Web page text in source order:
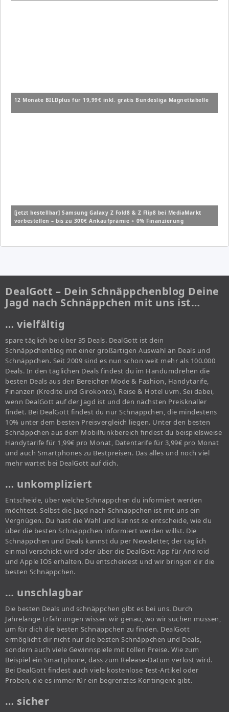
12 Monate BILDplus für 19,99€ inkl. gratis Bundesliga Magnettabelle
[jetzt bestellbar] Samsung Galaxy Z Fold8 & Z Flip8 bei MediaMarkt
vorbestellen – bis zu 300€ Ankaufprämie + 0% Finanzierung
DealGott – Dein Schnäppchenblog Deine
Jagd nach Schnäppchen mit uns ist…
… vielfältig
spare täglich bei über 35 Deals. DealGott ist dein
Schnäppchenblog mit einer großartigen Auswahl an Deals und
Schnäppchen. Seit 2009 sind es nun schon weit mehr als 100.000
Deals. In den täglichen Deals findest du im Handumdrehen die
besten Deals aus den Bereichen Mode & Fashion, Handytarife,
Finanzen (Kredite und Girokonto), Reise & Hotel uvm. Sei dabei,
wenn DealGott auf der Jagd ist und den nächsten Preisknaller
findet. Bei DealGott findest du nur Schnäppchen, die mindestens
10% unter dem besten Preisvergleich liegen. Unter den besten
Schnäppchen aus dem Mobilfunkbereich findest du beispielsweise
Handytarife für 1,99€ pro Monat, Datentarife für 3,99€ pro Monat
und auch Smartphones zu Bestpreisen. Das alles und noch viel
mehr wartet bei DealGott auf dich.
… unkompliziert
Entscheide, über welche Schnäppchen du informiert werden
möchtest. Selbst die Jagd nach Schnäppchen ist mit uns ein
Vergnügen. Du hast die Wahl und kannst so entscheide, wie du
über die besten Schnäppchen informiert werden willst. Die
Schnäppchen und Deals kannst du per Newsletter, der täglich
einmal verschickt wird oder über die DealGott App für Android
und Apple IOS erhalten. Du entscheidest und wir bringen dir die
besten Schnäppchen.
… unschlagbar
Die besten Deals und schnäppchen gibt es bei uns. Durch
Jahrelange Erfahrungen wissen wir genau, wo wir suchen müssen,
um für dich die besten Schnäppchen zu finden. DealGott
ermöglicht dir nicht nur die besten Schnäppchen und Deals,
sondern auch viele Gewinnspiele mit tollen Preise. Wie zum
Beispiel ein Smartphone, dass zum Release-Datum verlost wird.
Bei DealGott findest auch viele kostenlose Test-Artikel oder
Proben, die es immer für ein begrenztes Kontingent gibt.
… sicher